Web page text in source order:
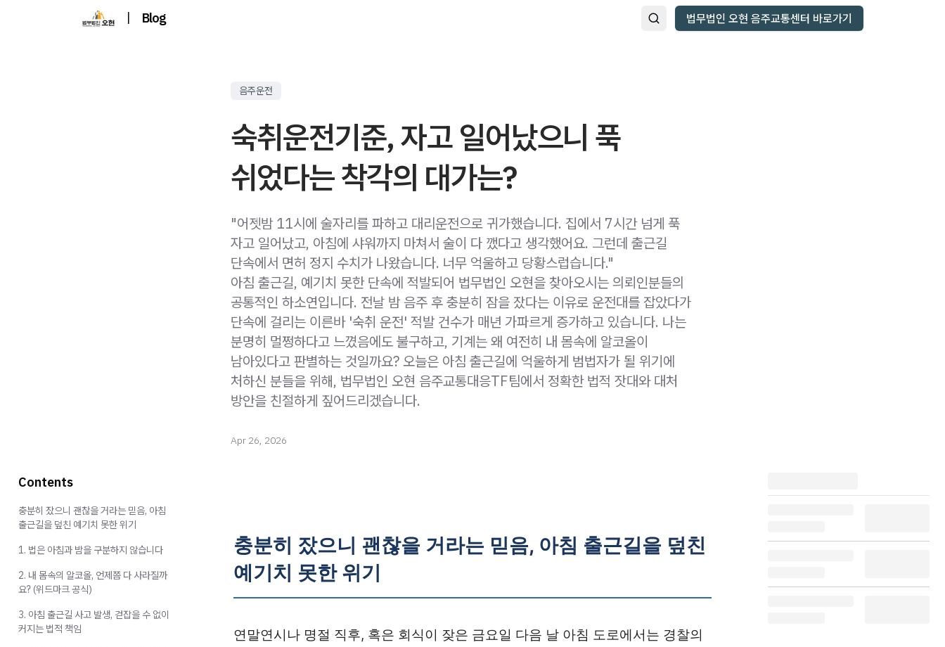
| Blog 법무법인 오현 음주교통센터 바로가기
음주운전
숙취운전기준, 자고 일어났으니 푹
쉬었다는 착각의 대가는?
"어젯밤 11시에 술자리를 파하고 대리운전으로 귀가했습니다. 집에서 7시간 넘게 푹
자고 일어났고, 아침에 샤워까지 마쳐서 술이 다 깼다고 생각했어요. 그런데 출근길
단속에서 면허 정지 수치가 나왔습니다. 너무 억울하고 당황스럽습니다."
아침 출근길, 예기치 못한 단속에 적발되어 법무법인 오현을 찾아오시는 의뢰인분들의
공통적인 하소연입니다. 전날 밤 음주 후 충분히 잠을 잤다는 이유로 운전대를 잡았다가
단속에 걸리는 이른바 '숙취 운전' 적발 건수가 매년 가파르게 증가하고 있습니다. 나는
분명히 멀쩡하다고 느꼈음에도 불구하고, 기계는 왜 여전히 내 몸속에 알코올이
남아있다고 판별하는 것일까요? 오늘은 아침 출근길에 억울하게 범법자가 될 위기에
처하신 분들을 위해, 법무법인 오현 음주교통대응TF팀에서 정확한 법적 잣대와 대처
방안을 친절하게 짚어드리겠습니다.
Apr 26, 2026
충분히 잤으니 괜찮을 거라는 믿음, 아침 출근길을 덮친
예기치 못한 위기
연말연시나 명절 직후, 혹은 회식이 잦은 금요일 다음 날 아침 도로에서는 경찰의
Contents
충분히 잤으니 괜찮을 거라는 믿음, 아침
출근길을 덮친 예기치 못한 위기
1. 법은 아침과 밤을 구분하지 않습니다
2. 내 몸속의 알코올, 언제쯤 다 사라질까
요? (위드마크 공식)
3. 아침 출근길 사고 발생, 걷잡을 수 없이
커지는 법적 책임